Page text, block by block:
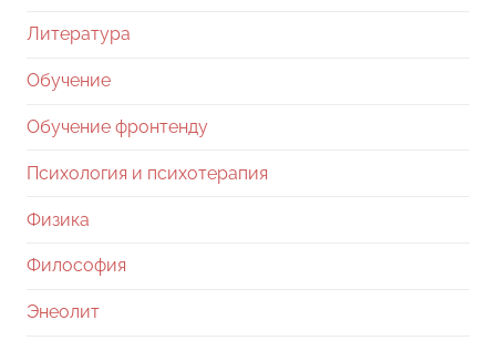
Литература
Обучение
Обучение фронтенду
Психология и психотерапия
Физика
Философия
Энеолит